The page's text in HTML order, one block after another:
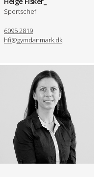
Sportschef
6095 2819
hfi@gymdanmark.dk